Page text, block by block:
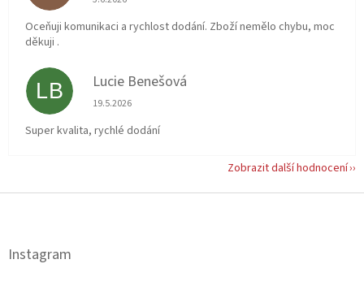
Oceňuji komunikaci a rychlost dodání. Zboží nemělo chybu, moc
děkuji .
LB Lucie Benešová
Hodnocení obchodu je 5 z 5 hvězdiček.
19.5.2026
Super kvalita, rychlé dodání
Zobrazit další hodnocení
Z
Instagram